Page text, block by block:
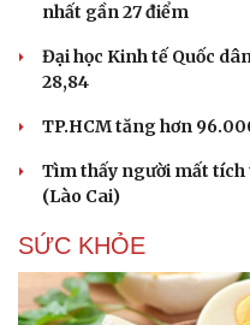
nhất gần 27 điểm
Đại học Kinh tế Quốc
28,84
TP.HCM tăng hơn
Tìm thấy người mất tích
(Lào Cai)
SỨC KHỎE